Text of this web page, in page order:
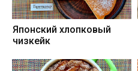
Японский хлопковый
чизкейк